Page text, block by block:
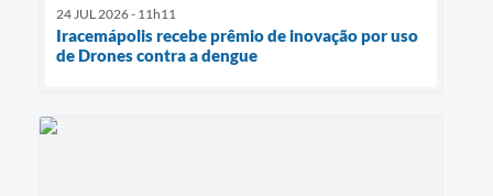
24 JUL 2026 - 11h11
Iracemápolis recebe prêmio de inovação por uso
de Drones contra a dengue